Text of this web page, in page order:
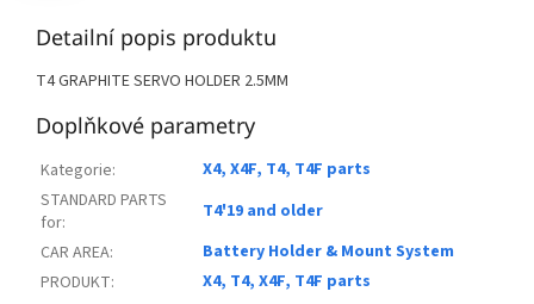
Detailní popis produktu
T4 GRAPHITE SERVO HOLDER 2.5MM
Doplňkové parametry
Kategorie:
X4, X4F, T4, T4F parts
STANDARD PARTS
for:
T4'19 and older
CAR AREA:
Battery Holder & Mount System
PRODUKT: X4, T4, X4F, T4F parts